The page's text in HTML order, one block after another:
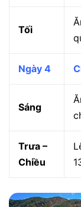
Tối
Ngày 4
Sáng
Trưa –
Chiều